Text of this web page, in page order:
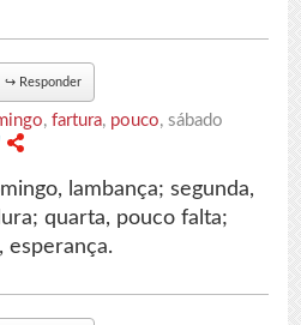
↪ Responder
,fartura, pouco, sábado
lambança; segunda,
quarta, pouco falta;
esperança.